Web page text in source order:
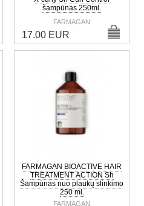
šampūnas 250ml.
FARMAGAN
17.00 EUR
FARMAGAN BIOACTIVE HAIR
TREATMENT ACTION Sh
Šampūnas nuo plaukų slinkimo
250 ml.
FARMAGAN